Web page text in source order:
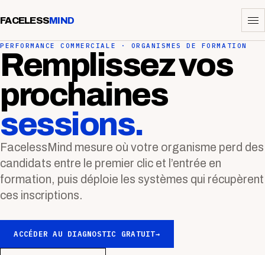
FACELESSMIND
PERFORMANCE COMMERCIALE · ORGANISMES DE FORMATION
Remplissez vos
prochaines
sessions.
FacelessMind mesure où votre organisme perd des
candidats entre le premier clic et l’entrée en
formation, puis déploie les systèmes qui récupèrent
ces inscriptions.
ACCÉDER AU DIAGNOSTIC GRATUIT→